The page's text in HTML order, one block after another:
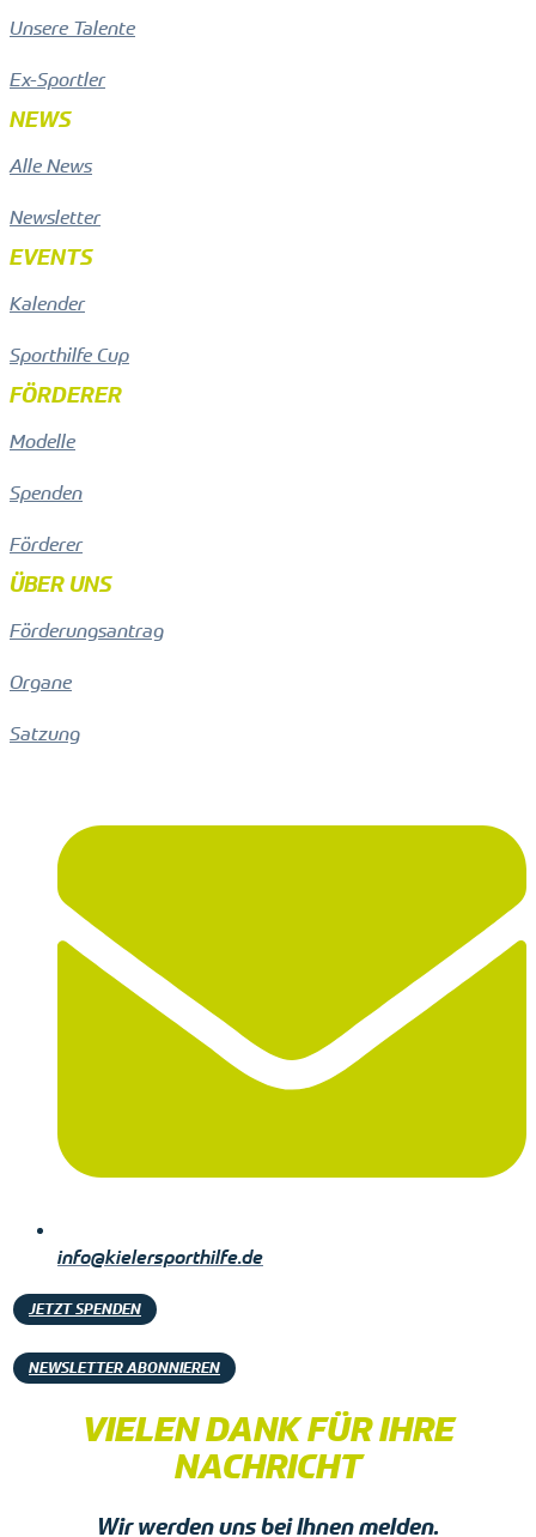
Unsere Talente
Ex-Sportler
NEWS
Alle News
Newsletter
EVENTS
Kalender
Sporthilfe Cup
FÖRDERER
Modelle
Spenden
Förderer
ÜBER UNS
Förderungsantrag
Organe
Satzung
info@kielersporthilfe.de
JETZT SPENDEN
NEWSLETTER ABONNIEREN
VIELEN DANK FÜR IHRE
NACHRICHT
Wir werden uns bei Ihnen melden.